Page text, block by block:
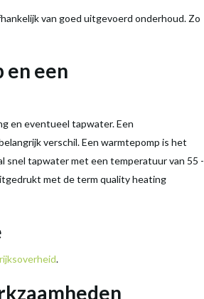
van goed uitgevoerd onderhoud. Zo
en een
en eventueel tapwater. Een
verschil. Een warmtepomp is het
snel tapwatermet een temperatuurvan 55 -
met de term quality heating
.